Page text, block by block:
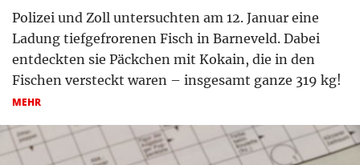
Polizei und Zoll untersuchten am 12. Januar eine
Ladung tiefgefrorenen Fisch in Barneveld. Dabei
entdeckten sie Päckchen mit Kokain, die in den
Fischen versteckt waren – insgesamt ganze 319 kg!
MEHR